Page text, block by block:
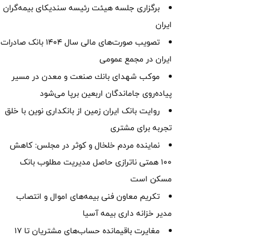
برگزاری جلسه هیئت رئیسه سندیکای بیمه‌گران
ایران
تصویب صورت‌های مالی سال ۱۴۰۴ بانک صادرات
ایران در مجمع عمومی
موكب شهدای بانك صنعت و معدن در مسیر
پیاده‌روی جاماندگان اربعین برپا می‌شود
روایت بانک ایران زمین از بانکداری نوین با خلق
تجربه برای مشتری
نماینده مردم خلخال و کوثر در مجلس: کاهش
۱۰۰ همتی ناترازی حاصل مدیریت مطلوب بانک
مسکن است
تکریم معاون فنی بیمه‌های اموال و انتصاب
مدیر خزانه داری بیمه آسیا
مغایرت‌ باقیمانده حساب‌های مشتریان تا ۱۷